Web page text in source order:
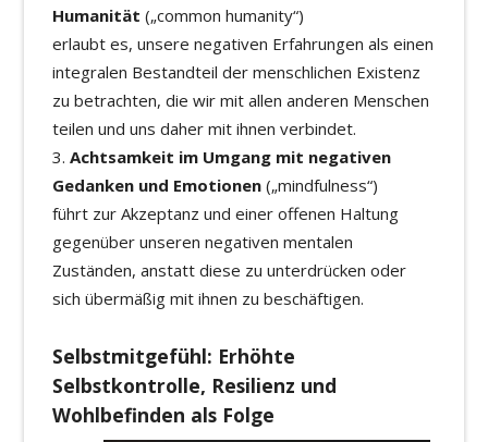
Humanität („common humanity“)
erlaubt es, unsere negativen Erfahrungen als einen
integralen Bestandteil der menschlichen Existenz
zu betrachten, die wir mit allen anderen Menschen
teilen und uns daher mit ihnen verbindet.
Achtsamkeit im Umgang mit negativen
Gedanken und Emotionen („mindfulness“)
führt zur Akzeptanz und einer offenen Haltung
gegenüber unseren negativen mentalen
Zuständen, anstatt diese zu unterdrücken oder
sich übermäßig mit ihnen zu beschäftigen.
Selbstmitgefühl: Erhöhte
Selbstkontrolle, Resilienz und
Wohlbefinden als Folge